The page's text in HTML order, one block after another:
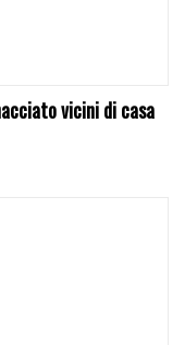
vicini di casa